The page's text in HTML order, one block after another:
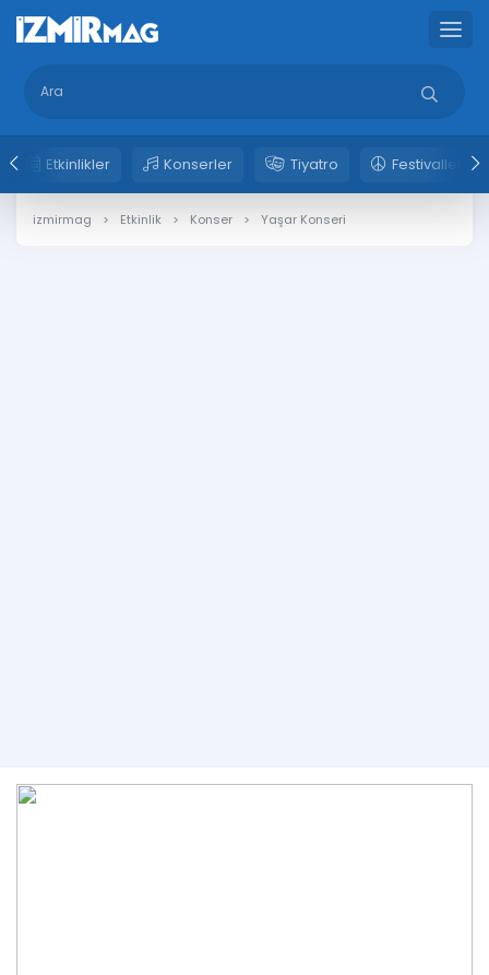
Etkinlikler Konserler Tiyatro Festivaller
izmirmag Etkinlik Konser Yaşar Konseri